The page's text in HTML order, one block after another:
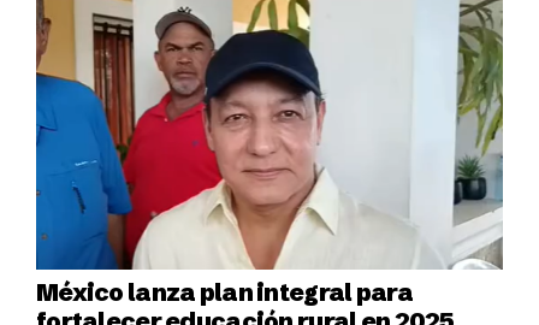
México lanza plan integral para